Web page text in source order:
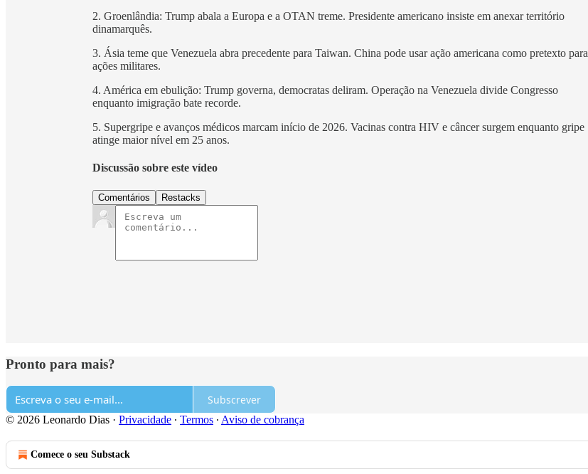
2. Groenlândia: Trump abala a Europa e a OTAN treme. Presidente americano insiste em anexar território
dinamarquês.
3. Ásia teme que Venezuela abra precedente para Taiwan. China pode usar ação americana como pretexto para
ações militares.
4. América em ebulição: Trump governa, democratas deliram. Operação na Venezuela divide Congresso
enquanto imigração bate recorde.
5. Supergripe e avanços médicos marcam início de 2026. Vacinas contra HIV e câncer surgem enquanto gripe
atinge maior nível em 25 anos.
Discussão sobre este vídeo
Comentários Restacks
Pronto para mais?
Subscrever
© 2026 Leonardo Dias · Privacidade ∙ Termos ∙ Aviso de cobrança
Comece o seu Substack